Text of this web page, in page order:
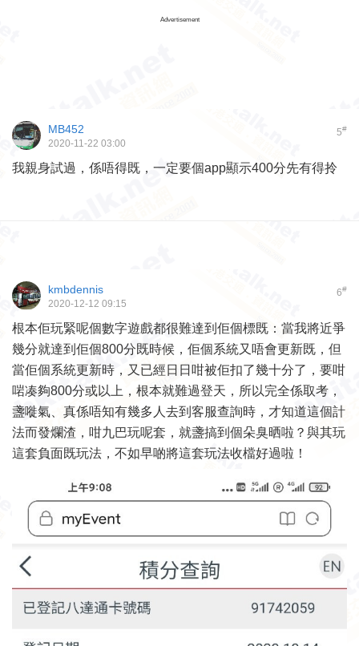
Advertisement
5#
MB452
2020-11-22 03:00
我親身試過，係唔得既，一定要個app顯示400分先有得拎
6#
kmbdennis
2020-12-12 09:15
根本佢玩緊呢個數字遊戲都很難達到佢個標既：當我將近爭
幾分就達到佢個800分既時候，佢個系統又唔會更新既，但
當佢個系統更新時，又已經日日咁被佢扣了幾十分了，要咁
啱凑夠800分或以上，根本就難過登天，所以完全係取考，
盞嘥氣、真係唔知有幾多人去到客服查詢時，才知道這個計
法而發爛渣，咁九巴玩呢套，就盞搞到個朵臭晒啦？與其玩
這套負面既玩法，不如早啲將這套玩法收檔好過啦！